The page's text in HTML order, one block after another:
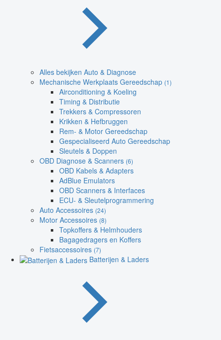
Alles bekijken Auto & Diagnose
Mechanische Werkplaats Gereedschap (1)
Airconditioning & Koeling
Timing & Distributie
Trekkers & Compressoren
Krikken & Hefbruggen
Rem- & Motor Gereedschap
Gespecialiseerd Auto Gereedschap
Sleutels & Doppen
OBD Diagnose & Scanners (6)
OBD Kabels & Adapters
AdBlue Emulators
OBD Scanners & Interfaces
ECU- & Sleutelprogrammering
Auto Accessoires (24)
Motor Accessoires (8)
Topkoffers & Helmhouders
Bagagedragers en Koffers
Fietsaccessoires (7)
Batterijen & Laders